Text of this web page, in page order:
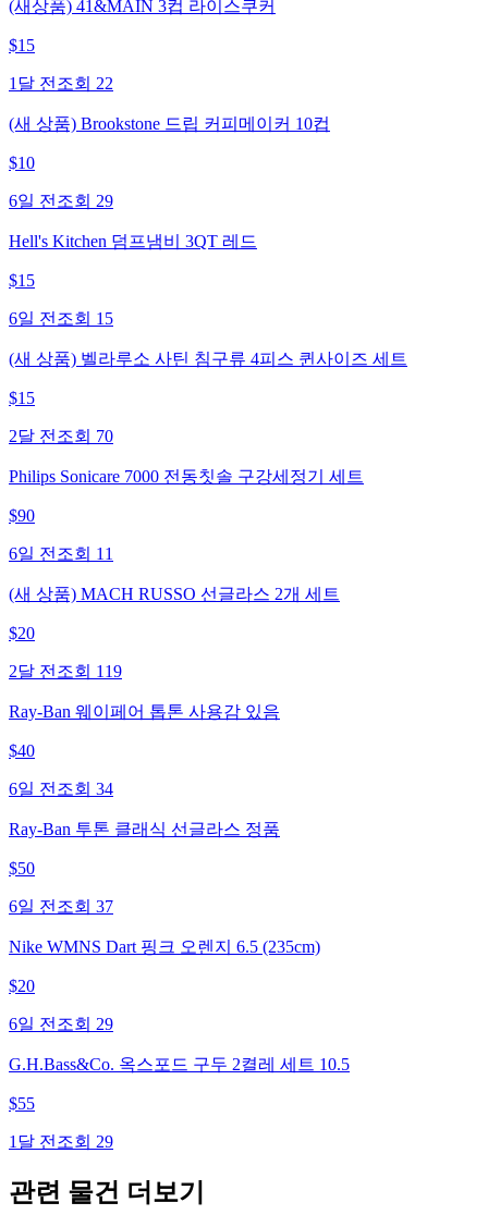
(새상품) 41&MAIN 3컵 라이스쿠커
$15
1달 전 조회 22
(새 상품) Brookstone 드립 커피메이커 10컵
$10
6일 전 조회 29
Hell's Kitchen 덤프냄비 3QT 레드
$15
6일 전 조회 15
(새 상품) 벨라루소 사틴 침구류 4피스 퀸사이즈 세트
$15
2달 전 조회 70
Philips Sonicare 7000 전동칫솔 구강세정기 세트
$90
6일 전 조회 11
(새 상품) MACH RUSSO 선글라스 2개 세트
$20
2달 전 조회 119
Ray-Ban 웨이페어 톱톤 사용감 있음
$40
6일 전 조회 34
Ray-Ban 투톤 클래식 선글라스 정품
$50
6일 전 조회 37
Nike WMNS Dart 핑크 오렌지 6.5 (235cm)
$20
6일 전 조회 29
G.H.Bass&Co. 옥스포드 구두 2켤레 세트 10.5
$55
1달 전 조회 29
관련 물건 더보기